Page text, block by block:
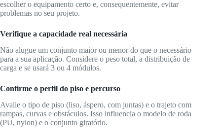
escolher o equipamento certo e, consequentemente, evitar
problemas no seu projeto.
Verifique a capacidade real necessária
Não alugue um conjunto maior ou menor do que o necessário
para a sua aplicação. Considere o peso total, a distribuição de
carga e se usará 3 ou 4 módulos.
Confirme o perfil do piso e percurso
Avalie o tipo de piso (liso, áspero, com juntas) e o trajeto com
rampas, curvas e obstáculos. Isso influencia o modelo de roda
(PU, nylon) e o conjunto giratório.